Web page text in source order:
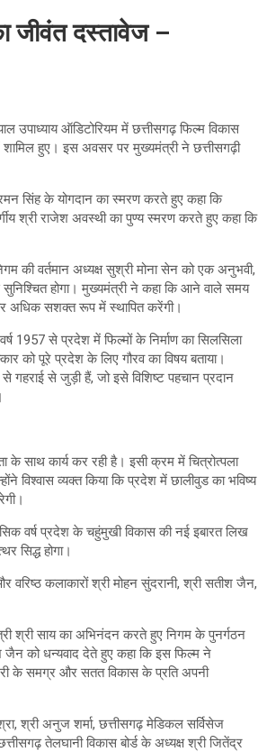
जीवंत दस्तावेज –
उपाध्याय ऑडिटोरियम में छत्तीसगढ़ फिल्म विकास
शामिल हुए। इस अवसर पर मुख्यमंत्री ने छत्तीसगढ़ी
सिंह के योगदान का स्मरण करते हुए कहा कि
श्री राजेश अवस्थी का पुण्य स्मरण करते हुए कहा कि
की वर्तमान अध्यक्ष सुश्री मोना सेन को एक अनुभवी,
होगा। मुख्यमंत्री ने कहा कि आने वाले समय
अधिक सशक्त रूप में स्थापित करेंगी।
1957 से प्रदेश में फिल्मों के निर्माण का सिलसिला
को पूरे प्रदेश के लिए गौरव का विषय बताया।
से जुड़ी हैं, जो इसे विशिष्ट पहचान प्रदान
के साथ कार्य कर रही है। इसी क्रम में चित्रोत्पला
विश्वास व्यक्त किया कि प्रदेश में छालीवुड का भविष्य
वर्ष प्रदेश के चहुंमुखी विकास की नई इबारत लिख
सिद्ध होगा।
कलाकारों श्री मोहन सुंदरानी, श्री सतीश जैन,
श्री साय का अभिनंदन करते हुए निगम के पुनर्गठन
जैन को धन्यवाद देते हुए कहा कि इस फिल्म ने
के समग्र और सतत विकास के प्रति अपनी
श्री अनुज शर्मा, छत्तीसगढ़ मेडिकल सर्विसेज
तेलघानी विकास बोर्ड के अध्यक्ष श्री जितेंद्र